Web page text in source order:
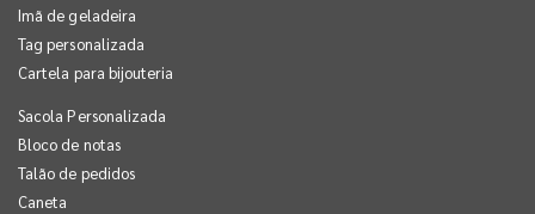
Imã de geladeira
Tag personalizada
Cartela para bijouteria
Sacola Personalizada
Bloco de notas
Talão de pedidos
Caneta